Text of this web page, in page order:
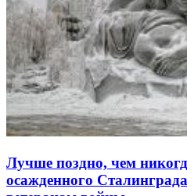
Лучше поздно, чем
осажденного